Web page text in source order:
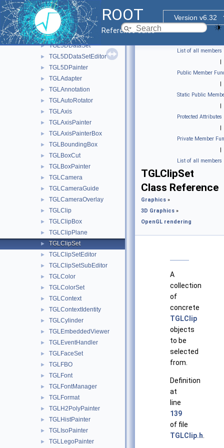
ROOT
Version v6.32
Reference Guide
► Basic 3D graphics.
▼ OpenGL rendering
► TArcBall
► TF2GL
► TGL5DDataSet
► TGL5DDataSetEditor
► TGL5DPainter
► TGLAdapter
► TGLAnnotation
► TGLAutoRotator
► TGLAxis
► TGLAxisPainter
► TGLAxisPainterBox
► TGLBoundingBox
► TGLBoxCut
► TGLBoxPainter
► TGLCamera
► TGLCameraGuide
► TGLCameraOverlay
► TGLClip
► TGLClipBox
► TGLClipPlane
► TGLClipSet
► TGLClipSetEditor
► TGLClipSetSubEditor
► TGLColor
► TGLColorSet
► TGLContext
► TGLContextIdentity
► TGLCylinder
► TGLEmbeddedViewer
► TGLEventHandler
► TGLFaceSet
► TGLFBO
► TGLFont
► TGLFontManager
► TGLFormat
► TGLH2PolyPainter
► TGLHistPainter
► TGLIsoPainter
► TGLLegoPainter
List of all members
|
Public Member
|
Static Public
|
Protected Attributes
|
Private Member
|
List of all members
TGLClipSet
Class Reference
Graphics »
3D Graphics »
OpenGL rendering
A
collection
of
concrete
TGLClip
objects
to be
selected
from.
Definition
at
line
139
of file
TGLClip.h